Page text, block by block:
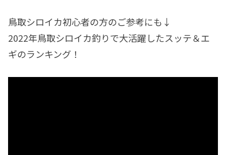
鳥取シロイカ初心者の方のご参考にも↓
2022年鳥取シロイカ釣りで大活躍したスッテ＆エ
ギのランキング！